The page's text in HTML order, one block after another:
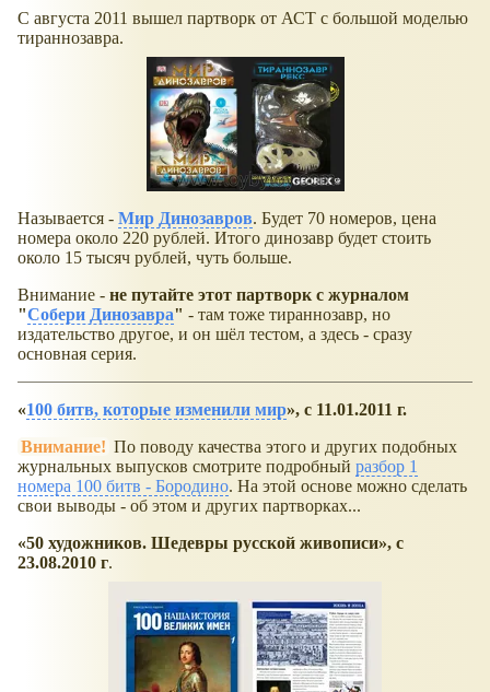
С августа 2011 вышел партворк от АСТ с большой моделью
тираннозавра.
Называется - Мир Динозавров. Будет 70 номеров, цена
номера около 220 рублей. Итого динозавр будет стоить
около 15 тысяч рублей, чуть больше.
Внимание - не путайте этот партворк с журналом
"Собери Динозавра" - там тоже тираннозавр, но
издательство другое, и он шёл тестом, а здесь - сразу
основная серия.
100 битв, которые изменили мир , с 11.01.2011 г.
Внимание! По поводу качества этого и других подобных
журнальных выпусков смотрите подробный разбор 1
номера 100 битв - Бородино. На этой основе можно сделать
свои выводы - об этом и других партворках...
50 художников. Шедевры русской живописи , с
23.08.2010 г.